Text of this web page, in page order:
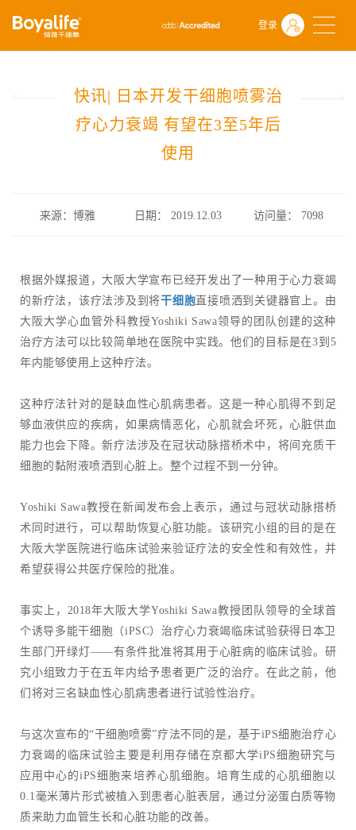
登录
首页 什么是干细胞
前沿动态
快讯| 日本开发干细胞喷雾治疗心力衰竭 有望在3至5年后使用
快讯| 日本开发干细胞喷雾治
疗心力衰竭 有望在3至5年后
使用
来源：博雅 日期： 2019.12.03 访问量： 7098
根据外媒报道，大阪大学宣布已经开发出了一种用于心力衰竭
的新疗法，该疗法涉及到将干细胞直接喷洒到关键器官上。由
大阪大学心血管外科教授Yoshiki Sawa领导的团队创建的这种
治疗方法可以比较简单地在医院中实践。他们的目标是在3到5
年内能够使用上这种疗法。
这种疗法针对的是缺血性心肌病患者。这是一种心肌得不到足
够血液供应的疾病，如果病情恶化，心肌就会坏死，心脏供血
能力也会下降。新疗法涉及在冠状动脉搭桥术中，将间充质干
细胞的黏附液喷洒到心脏上。整个过程不到一分钟。
Yoshiki Sawa教授在新闻发布会上表示，通过与冠状动脉搭桥
术同时进行，可以帮助恢复心脏功能。该研究小组的目的是在
大阪大学医院进行临床试验来验证疗法的安全性和有效性，并
希望获得公共医疗保险的批准。
事实上，2018年大阪大学Yoshiki Sawa教授团队领导的全球首
个诱导多能干细胞（iPSC）治疗心力衰竭临床试验获得日本卫
生部门开绿灯——有条件批准将其用于心脏病的临床试验。研
究小组致力于在五年内给予患者更广泛的治疗。在此之前，他
们将对三名缺血性心肌病患者进行试验性治疗。
与这次宣布的“干细胞喷雾”疗法不同的是，基于iPS细胞治疗心
力衰竭的临床试验主要是利用存储在京都大学iPS细胞研究与
应用中心的iPS细胞来培养心肌细胞。培育生成的心肌细胞以
0.1毫米薄片形式被植入到患者心脏表层，通过分泌蛋白质等物
质来助力血管生长和心脏功能的改善。